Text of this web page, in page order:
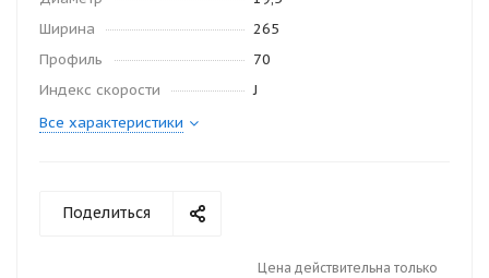
Ширина
265
Профиль
70
Индекс скорости
J
Все характеристики
Поделиться
Цена действительна только